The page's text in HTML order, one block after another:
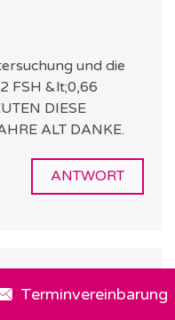
und die
FSH &lt;0,66
DIESE
ALT DANKE.
ANTWORT
Siehe Originaltext
Terminvereinbarung